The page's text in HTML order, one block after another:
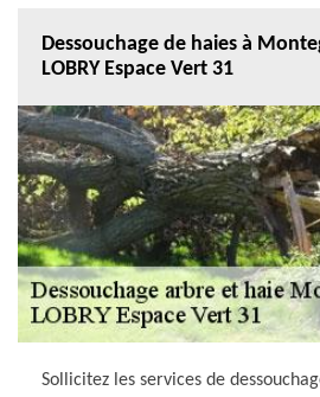
Dessouchage de haies à
LOBRY Espace Vert 31
Sollicitez les services de